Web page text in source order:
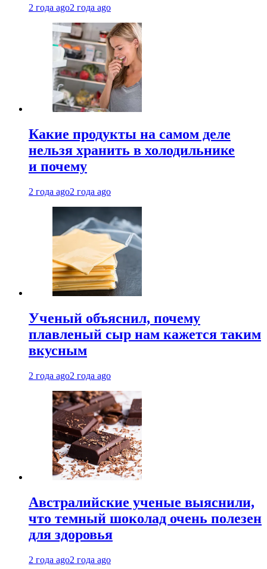
2 года ago2 года ago
Какие продукты на самом деле
нельзя хранить в холодильнике
и почему
2 года ago2 года ago
Ученый объяснил, почему
плавленый сыр нам кажется таким
вкусным
2 года ago2 года ago
Австралийские ученые выяснили,
что темный шоколад очень полезен
для здоровья
2 года ago2 года ago